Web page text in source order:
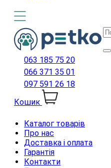
063 185 75 20
066 371 35 01
097 591 26 18
Кошик
Каталог товарів
Про нас
Доставка і оплата
Гарантія
Контакти